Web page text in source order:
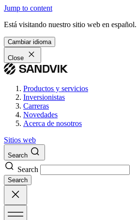
Jump to content
Está visitando nuestro sitio web en
Cambiar idioma
Close
Productos y servicios
Inversionistas
Carreras
Novedades
Acerca de nosotros
Sitios web
Search
Search
Search